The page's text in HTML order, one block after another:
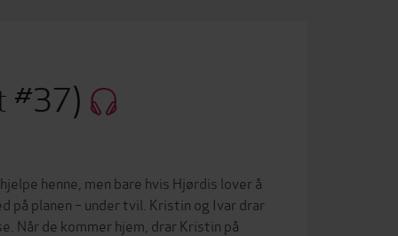
#37)
henne, men bare hvis Hjørdis lover å
på planen – under tvil. Kristin og Ivar drar
Når de kommer hjem, drar Kristin på